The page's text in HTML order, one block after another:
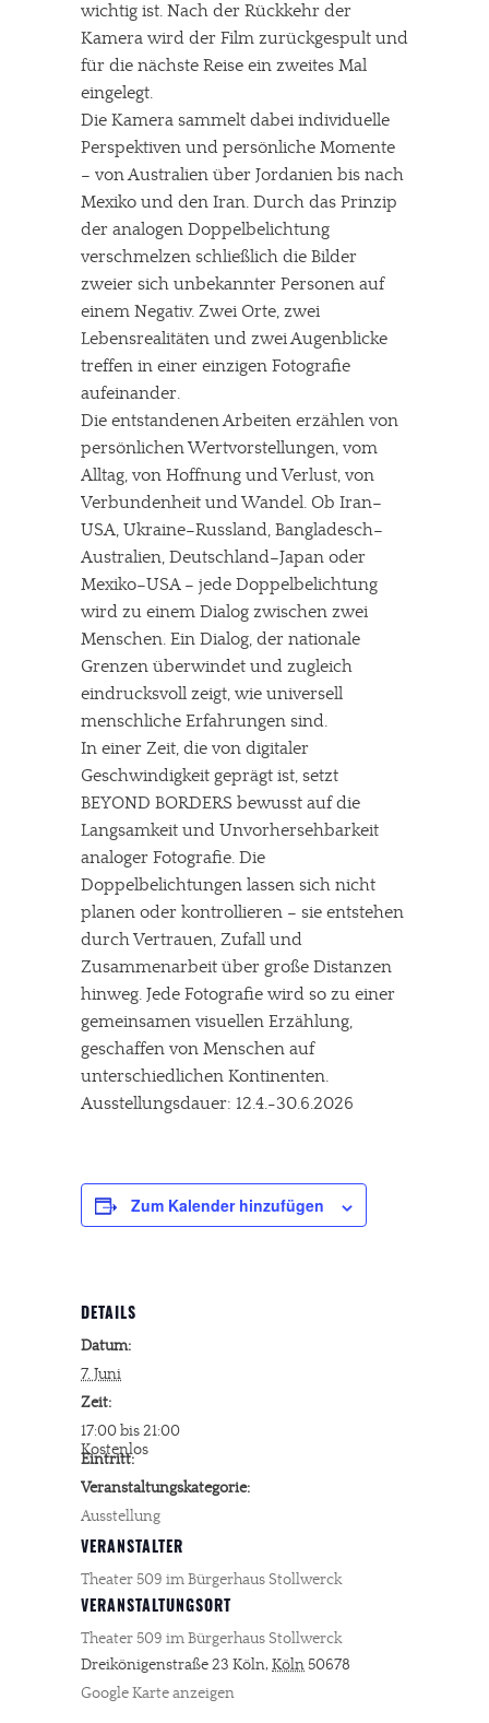
wichtig ist. Nach der Rückkehr der
Kamera wird der Film zurückgespult und
für die nächste Reise ein zweites Mal
eingelegt.
Die Kamera sammelt dabei individuelle
Perspektiven und persönliche Momente
– von Australien über Jordanien bis nach
Mexiko und den Iran. Durch das Prinzip
der analogen Doppelbelichtung
verschmelzen schließlich die Bilder
zweier sich unbekannter Personen auf
einem Negativ. Zwei Orte, zwei
Lebensrealitäten und zwei Augenblicke
treffen in einer einzigen Fotografie
aufeinander.
Die entstandenen Arbeiten erzählen von
persönlichen Wertvorstellungen, vom
Alltag, von Hoffnung und Verlust, von
Verbundenheit und Wandel. Ob Iran–
USA, Ukraine–Russland, Bangladesch–
Australien, Deutschland–Japan oder
Mexiko–USA – jede Doppelbelichtung
wird zu einem Dialog zwischen zwei
Menschen. Ein Dialog, der nationale
Grenzen überwindet und zugleich
eindrucksvoll zeigt, wie universell
menschliche Erfahrungen sind.
In einer Zeit, die von digitaler
Geschwindigkeit geprägt ist, setzt
BEYOND BORDERS bewusst auf die
Langsamkeit und Unvorhersehbarkeit
analoger Fotografie. Die
Doppelbelichtungen lassen sich nicht
planen oder kontrollieren – sie entstehen
durch Vertrauen, Zufall und
Zusammenarbeit über große Distanzen
hinweg. Jede Fotografie wird so zu einer
gemeinsamen visuellen Erzählung,
geschaffen von Menschen auf
unterschiedlichen Kontinenten.
Ausstellungsdauer: 12.4.-30.6.2026
Zum Kalender hinzufügen
DETAILS
Datum:
7. Juni
Zeit:
17:00 bis 21:00
Eintritt:
Kostenlos
Veranstaltungskategorie:
Ausstellung
VERANSTALTUNGSORT
Theater 509 im Bürgerhaus Stollwerck
Dreikönigenstraße 23 Köln, Köln50678
Google Karte anzeigen
VERANSTALTER
Theater 509 im Bürgerhaus Stollwerck